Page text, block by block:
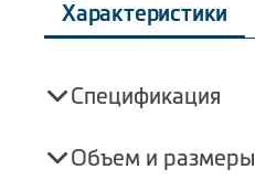
Характеристики
Спецификация
Объем и размеры